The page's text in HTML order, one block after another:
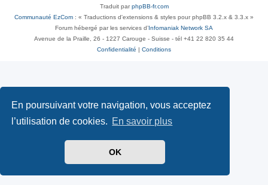
En poursuivant votre navigation, vous acceptez
l’utilisation de cookies. En savoir plus
OK
Traduit parphpBB-fr.com
Communauté EzCom : « Traductions d'extensions & styles pour phpBB 3.2.x & 3.3.x »
Forum hébergé par les services d’ Infomaniak Network SA
Avenue de la Praille, 26 - 1227 Carouge - Suisse - tél +41 22 820 35 44
Confidentialité
Conditions